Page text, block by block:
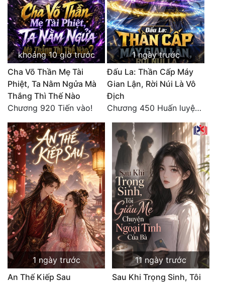
khoảng 10 giờ trước
Cha Võ Thần Mẹ Tài
Phiệt, Ta Nằm Ngửa Mà
Thắng Thì Thế Nào
Chương 920 Tiến vào!
1 ngày trước
Đấu La: Thần Cấp Máy
Gian Lận, Rời Núi Là Vô
Địch
Chương 450 Huấn luyện thực chiến, Long Linh Cơ đối chiến bốn người Cổ Nguyệt và Vũ Lân!
1 ngày trước
An Thế Kiếp Sau
11 ngày trước
Sau Khi Trọng Sinh, Tôi